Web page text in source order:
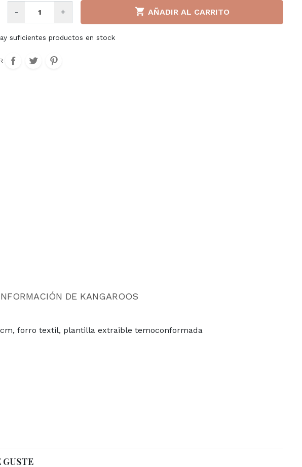
Liberto
Liu jo
Mjus
Olip italia S.P.A
- +  AÑADIR AL CARRITO
suficientes productos en stock
DE KANGAROOS
forro textil, plantilla extraible temoconformada